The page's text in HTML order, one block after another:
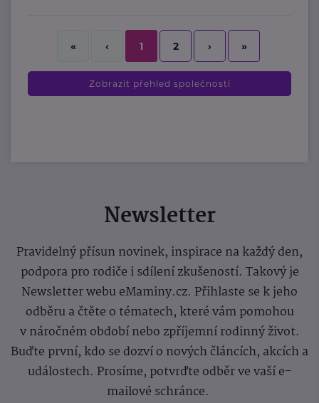
« ‹ 1 2 › »
Zobrazit přehled společností
Newsletter
Pravidelný přísun novinek, inspirace na každý den,
podpora pro rodiče i sdílení zkušeností. Takový je
Newsletter webu eMaminy.cz. Přihlaste se k jeho
odběru a čtěte o tématech, které vám pomohou
v náročném období nebo zpříjemní rodinný život.
Buďte první, kdo se dozví o nových článcích, akcích a
událostech. Prosíme, potvrďte odběr ve vaší e-
mailové schránce.